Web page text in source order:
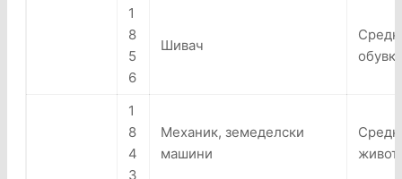
1
8
5
6
Шивач
1
8
4
3
Механик, земеделски
машини